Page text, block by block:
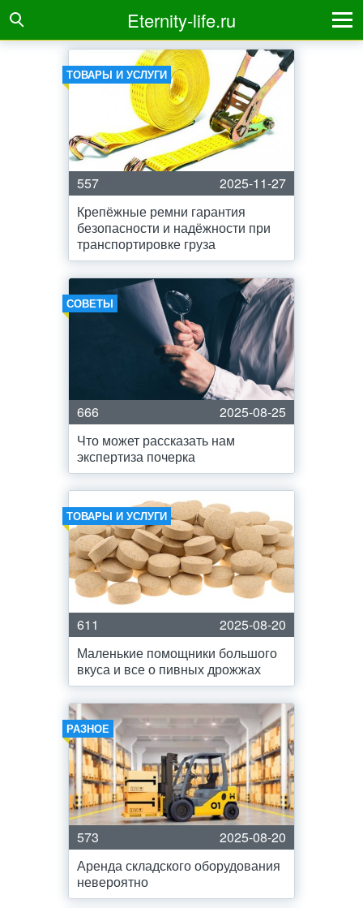
Eternity-life.ru
ТОВАРЫ И УСЛУГИ
557
2025-11-27
Крепёжные ремни гарантия
безопасности и надёжности при
транспортировке груза
СОВЕТЫ
666
2025-08-25
Что может рассказать нам
экспертиза почерка
ТОВАРЫ И УСЛУГИ
611
2025-08-20
Маленькие помощники большого
вкуса и все о пивных дрожжах
РАЗНОЕ
573
2025-08-20
Аренда складского оборудования
невероятно